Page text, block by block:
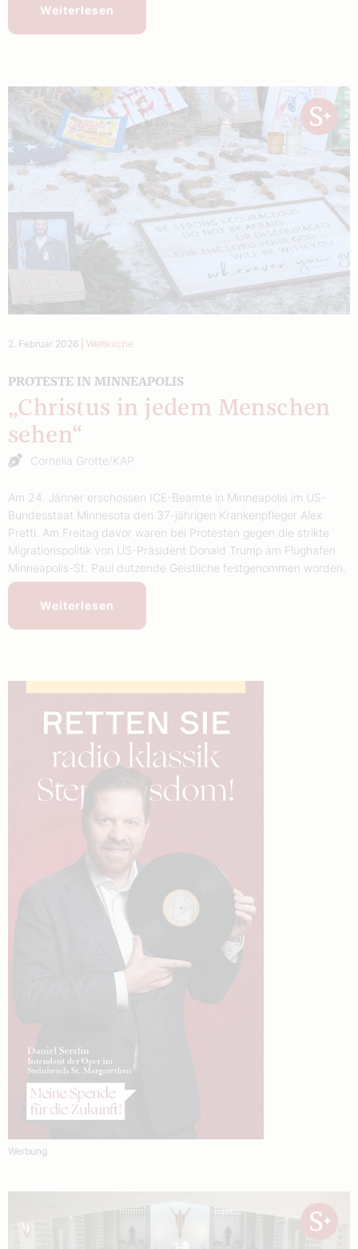
Weiterlesen
2. Februar 2026 Weltkirche
PROTESTE IN MINNEAPOLIS
„Christus in jedem Menschen
sehen“
Cornelia Grotte/KAP
Am 24. Jänner erschossen ICE-Beamte in Minneapolis im US-
Bundesstaat Minnesota den 37-jährigen Krankenpfleger Alex
Pretti. Am Freitag davor waren bei Protesten gegen die strikte
Migrationspolitik von US-Präsident Donald Trump am Flughafen
Minneapolis-St. Paul dutzende Geistliche festgenommen worden.
Weiterlesen
Werbung